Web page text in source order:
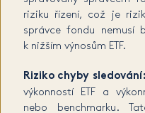
riziku řízení, což je
správce fondu nemusí
k nižším výnosům ETF.
Riziko chyby sledování:
výkonností ETF a
nebo benchmarku.